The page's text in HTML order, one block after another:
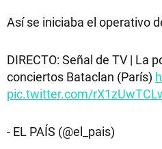
Así se iniciaba el operativo
DIRECTO: Señal de TV | La
conciertos Bataclan (París)
pic.twitter.com/
- EL PAÍS (@el_pais)